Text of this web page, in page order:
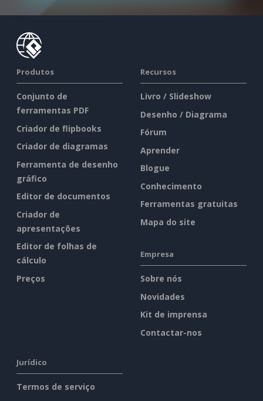
Produtos
Conjunto de
ferramentas PDF
Criador de flipbooks
Criador de diagramas
Ferramenta de desenho
gráfico
Editor de documentos
Criador de
apresentações
Editor de folhas de
cálculo
Preços
Recursos
Livro / Slideshow
Desenho / Diagrama
Fórum
Aprender
Blogue
Conhecimento
Ferramentas gratuitas
Mapa do site
Empresa
Sobre nós
Novidades
Kit de imprensa
Contactar-nos
Jurídico
Termos de serviço